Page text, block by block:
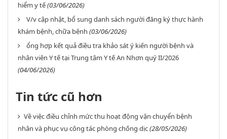
hiểm y tế(03/06/2026)
V/v cập nhật, bổ sung danh sách người đăng ký thực hành
khám bệnh, chữa bệnh (03/06/2026)
ổng hợp kết quả điều tra khảo sát ý kiến người bệnh và
nhân viên Y tế tại Trung tâm Y tế An Nhơn quý II/2026
(04/06/2026)
Tin tức cũ hơn
Về việc điều chỉnh mức thu hoạt động vận chuyển bệnh
nhân và phục vụ công tác phòng chống dịc(28/05/2026)